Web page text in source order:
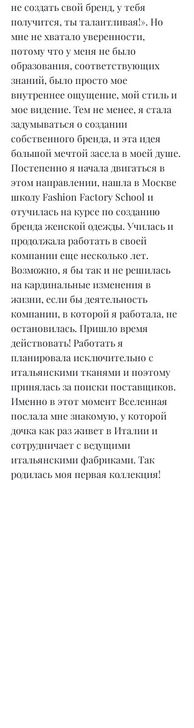
не создать свой бренд, у тебя
получится, ты талантливая!». Но
мне не хватало уверенности,
потому что у меня не было
образования, соответствующих
знаний, было просто мое
внутреннее ощущение, мой стиль и
мое видение. Тем не менее, я стала
задумываться о создании
собственного бренда, и эта идея
большой мечтой засела в моей душе.
Постепенно я начала двигаться в
этом направлении, нашла в Москве
школу Fashion Factory School и
отучилась на курсе по созданию
бренда женской одежды. Училась и
продолжала работать в своей
компании еще несколько лет.
Возможно, я бы так и не решилась
на кардинальные изменения в
жизни, если бы деятельность
компании, в которой я работала, не
остановилась. Пришло время
действовать! Работать я
планировала исключительно с
итальянскими тканями и поэтому
принялась за поиски поставщиков.
Именно в этот момент Вселенная
послала мне знакомую, у которой
дочка как раз живет в Италии и
сотрудничает с ведущими
итальянскими фабриками. Так
родилась моя первая коллекция!